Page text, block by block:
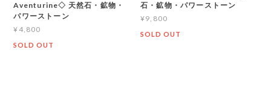
Aventurine◇ 天然石・鉱物・
パワーストーン
¥4,800
SOLD OUT
石・鉱物・パワーストーン
¥9,800
SOLD OUT